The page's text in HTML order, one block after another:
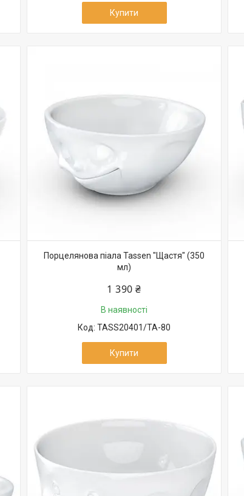
Купити
Порцелянова піала Tassen "Щастя" (350
мл)
1 390 ₴
В наявності
TASS20401/TA-80
Купити